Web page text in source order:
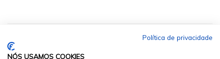
Política de privacidade
NÓS USAMOS COOKIES